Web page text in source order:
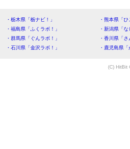
・栃木県「栃ナビ！」
・熊本県「
・福島県「ふくラボ！」
・新潟県「
・群馬県「ぐんラボ！」
・香川県「
・石川県「金沢ラボ！」
・鹿児島県
(C) HitBit